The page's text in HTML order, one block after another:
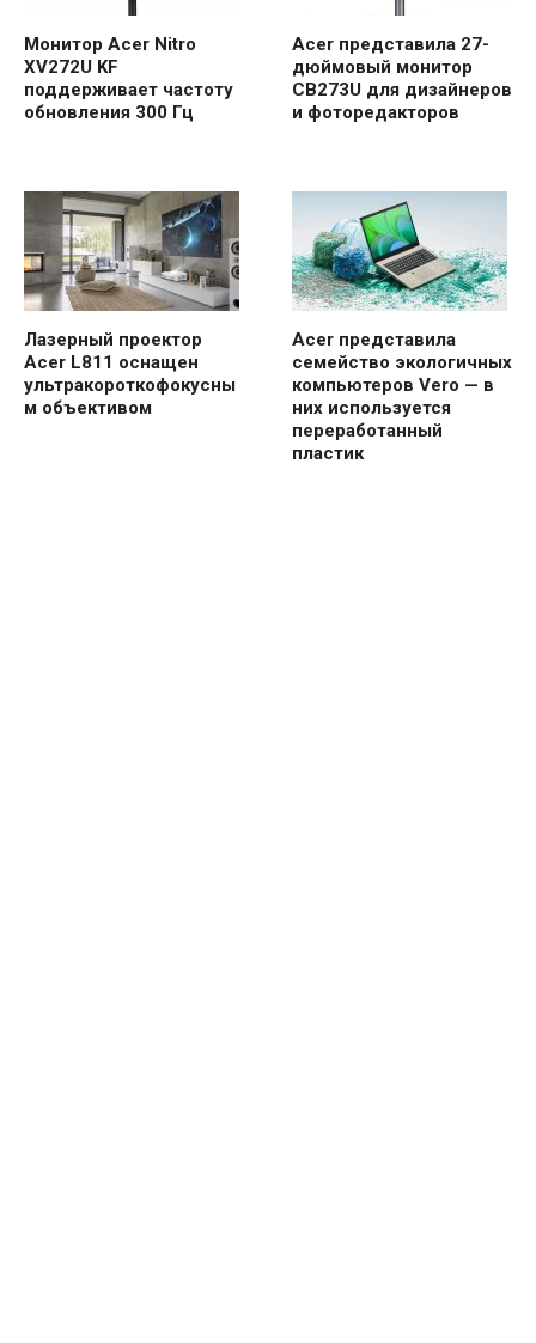
Монитор Acer Nitro
XV272U KF
поддерживает частоту
обновления 300 Гц
Acer представила 27-
дюймовый монитор
CB273U для дизайнеров
и фоторедакторов
Лазерный проектор
Acer L811 оснащен
ультракороткофокусны
м объективом
Acer представила
семейство экологичных
компьютеров Vero — в
них используется
переработанный
пластик